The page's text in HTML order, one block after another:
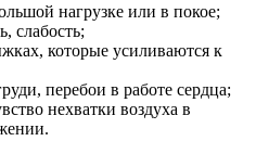
нагрузке или в покое;
слабость;
которые усиливаются к
перебои в работе сердца;
нехватки воздуха в